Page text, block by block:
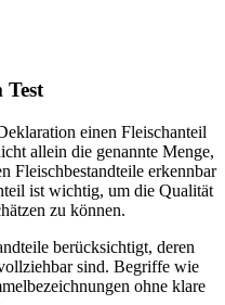
Test
einen Fleischanteil
allein die genannte Menge,
Fleischbestandteile erkennbar
ist wichtig, um die Qualität
zu können.
berücksichtigt, deren
sind. Begriffe wie
ohne klare